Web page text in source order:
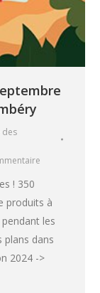
des
! 350
produits à
les
plans dans
2024 ->